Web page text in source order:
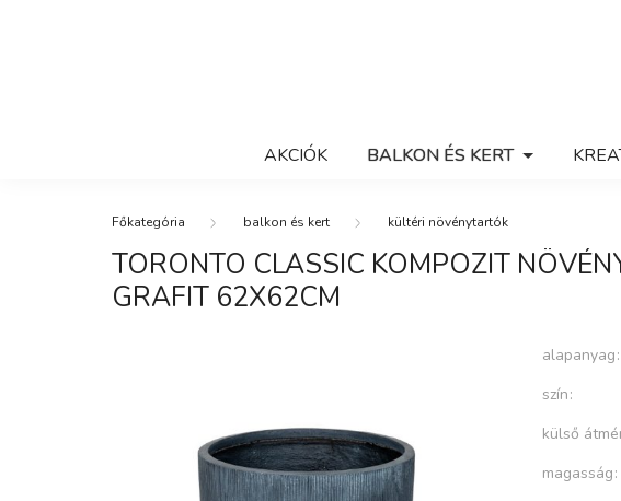
AKCIÓK BALKON ÉS KERT
balkon és kert kültéri növénytartók
TORONTO CLASSIC KOMPOZIT
GRAFIT 62X62CM
alapanyag
szín
külső
magasság